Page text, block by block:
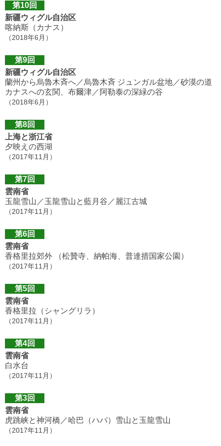
第10回
新疆ウィグル自治区
喀納斯（カナス）
（2018年6月）
第9回
新疆ウィグル自治区
蘭州から烏魯木斉へ／烏魯木斉 ジュンガル盆地／砂漠の道
カナスへの玄関、布爾津／阿勒泰の深緑の谷
（2018年6月）
第8回
上海と浙江省
夕映えの西湖
（2017年11月）
第7回
雲南省
玉龍雪山／玉龍雪山と藍月谷／麗江古城
（2017年11月）
第6回
雲南省
香格里拉郊外 （松贊寺、納帕海、普達措国家公園）
（2017年11月）
第5回
雲南省
香格里拉（シャングリラ）
（2017年11月）
第4回
雲南省
白水台
（2017年11月）
第3回
雲南省
虎跳峡と神河橋／哈巴（ハバ）雪山と玉龍雪山
（2017年11月）